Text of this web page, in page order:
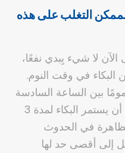
التغلب على هذه
لا شيء يِبدي نفعًا،
في وقت النوم.
بين الساعة السادسة
مساءً و منتصف الليل، ويمكن أن يستمر البكاء لمدة 3
في الحدوث
وتصل إلى أقصى حد لها